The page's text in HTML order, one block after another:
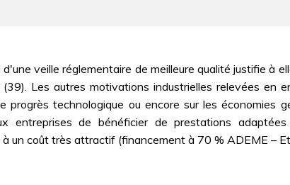
veille réglementaire de meilleure qualité justifie à
Les autres motivations industrielles relevées
progrès technologique ou encore sur les
entreprises de bénéficier de prestations
un coût très attractif (financement à 70 % ADEME –